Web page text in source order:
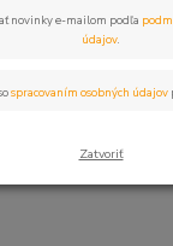
Najdrahšie
Zobrazujem 1-4 z 4
novinky e-mailom podľa
údajov.
spracovaním osobných údajov
Zatvoriť